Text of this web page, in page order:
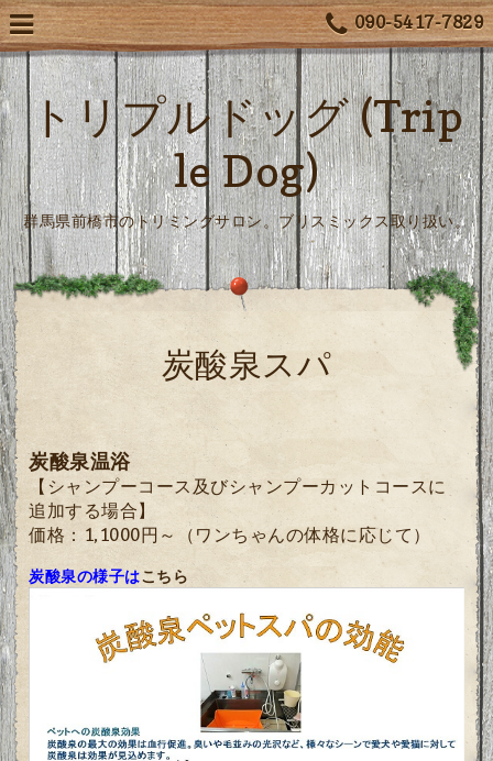
090-5417-7829
トリプルドッグ (Trip
le Dog)
群馬県前橋市のトリミングサロン。ブリスミックス取り扱い。
炭酸泉スパ
炭酸泉温浴
【シャンプーコース及びシャンプーカットコースに
追加する場合】
価格：1,1000円～（ワンちゃんの体格に応じて）
炭酸泉の様子はこちら